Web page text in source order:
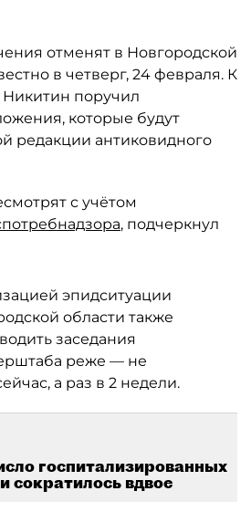
отменят в Новгородской
в четверг, 24 февраля. К
поручил
которые будут
редакции антиковидного
с учётом
, подчеркнул
эпидситуации
области также
заседания
реже — не
а раз в 2 недели.
госпитализированных
сократилось вдвое